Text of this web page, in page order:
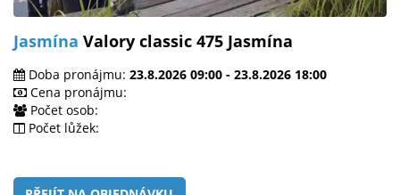
Jasmína Valory classic 475 Jasmína
Doba pronájmu: 23.8.2026 09:00 - 23.8.2026 18:00
Cena pronájmu:
Počet osob:
Počet lůžek: